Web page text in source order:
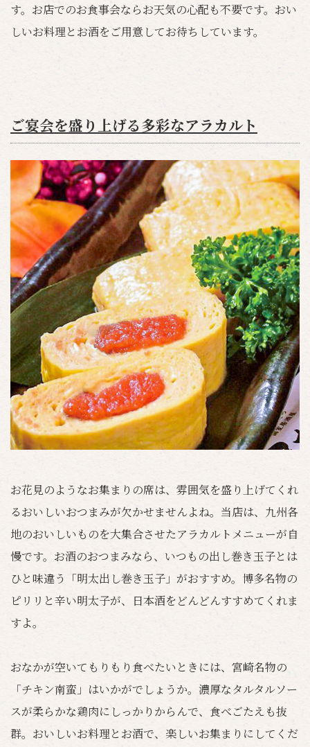
す。お店でのお食事会ならお天気の心配も不要です。おい
しいお料理とお酒をご用意してお待ちしています。
ご宴会を盛り上げる多彩なアラカルト
お花見のようなお集まりの席は、雰囲気を盛り上げてくれ
るおいしいおつまみが欠かせませんよね。当店は、九州各
地のおいしいものを大集合させたアラカルトメニューが自
慢です。お酒のおつまみなら、いつもの出し巻き玉子とは
ひと味違う「明太出し巻き玉子」がおすすめ。博多名物の
ピリリと辛い明太子が、日本酒をどんどんすすめてくれま
すよ。
おなかが空いてもりもり食べたいときには、宮崎名物の
「チキン南蛮」はいかがでしょうか。濃厚なタルタルソー
スが柔らかな鶏肉にしっかりからんで、食べごたえも抜
群。おいしいお料理とお酒で、楽しいお集まりにしてくだ